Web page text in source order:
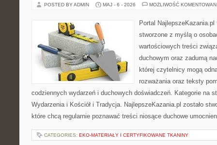
POSTED BY ADMIN MAJ - 6 - 2026 MOŻLIWOŚĆ
Portal
stworzone z myślą o
wartościowych treści
duchowym oraz zadumą
której czytelnicy mogą
rozważania oraz teksty
codziennych wydarzeń i duchowych doświadczeń. Kategorie na
Wydarzenia i Kościół i Tradycja. NajlepszeKazania.pl zostało
które chcą regularnie poznawać treści niosące duchowe
CATEGORIES: EKO-MATERIAŁY I CERTYFIKOWANE TKANINY